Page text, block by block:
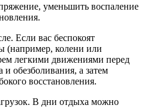
уменьшить воспаление
Если вас беспокоят
(например, колени или
легкими движениями перед
обезболивания, а затем
восстановления.
В дни отдыха можно